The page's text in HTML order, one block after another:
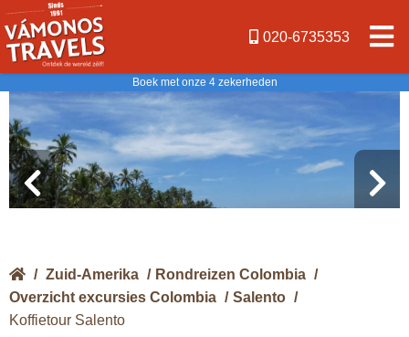
020-6735353
Boek met onze 4 zekerheden
/ Zuid-Amerika / Rondreizen Colombia /
Overzicht excursies Colombia / Salento /
Koffietour Salento